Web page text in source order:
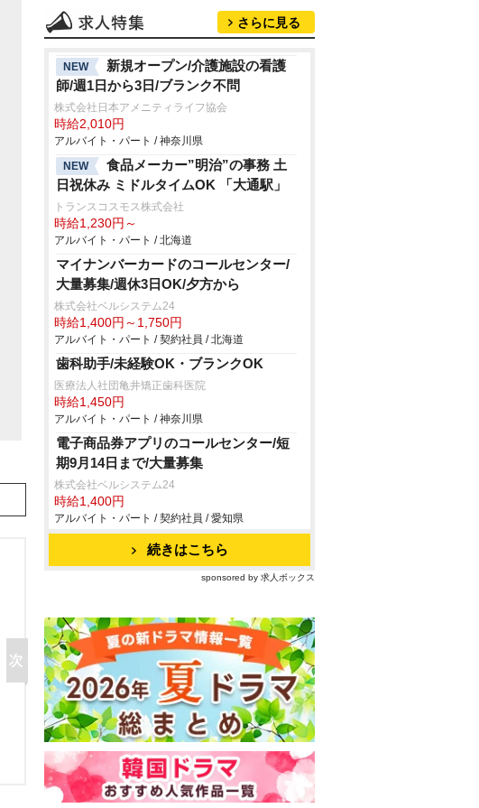
さらに見る
NEW
新規オープン/介護施設の看護
師/週1日から3日/ブランク不問
株式会社日本アメニティライフ協会
時給2,010円
アルバイト・パート / 神奈川県
NEW
食品メーカー”明治”の事務 土
日祝休み ミドルタイムOK 「大通駅」
トランスコスモス株式会社
時給1,230円～
アルバイト・パート / 北海道
マイナンバーカードのコールセンター/
大量募集/週休3日OK/夕方から
株式会社ベルシステム24
時給1,400円～1,750円
アルバイト・パート / 契約社員 / 北海道
歯科助手/未経験OK・ブランクOK
医療法人社団亀井矯正歯科医院
時給1,450円
アルバイト・パート / 神奈川県
電子商品券アプリのコールセンター/短
期9月14日まで/大量募集
株式会社ベルシステム24
時給1,400円
アルバイト・パート / 契約社員 / 愛知県
続きはこちら
sponsored by 求人ボックス